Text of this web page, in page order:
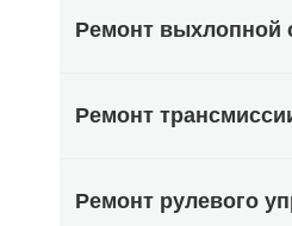
Ремонт выхлопной
Ремонт
Ремонт рулевого